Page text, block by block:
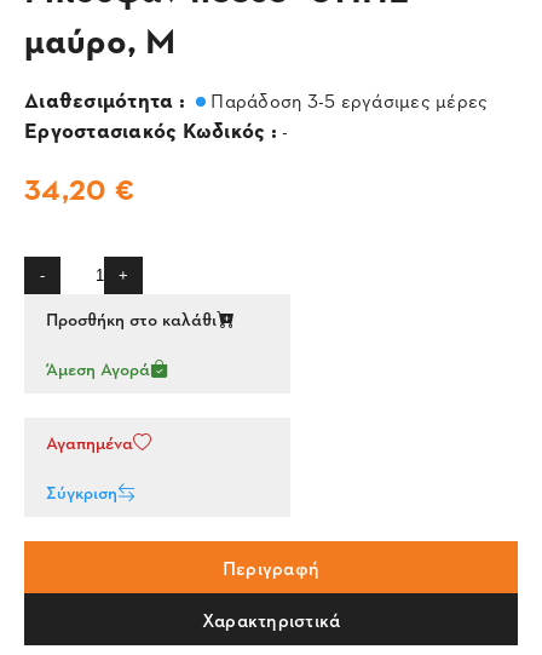
μαύρο, M
Διαθεσιμότητα : Παράδοση 3-5 εργάσιμες μέρες
Εργοστασιακός Κωδικός : -
34,20 €
- +
Προσθήκη στο καλάθι
Άμεση Αγορά
Αγαπημένα
Σύγκριση
Περιγραφή
Χαρακτηριστικά